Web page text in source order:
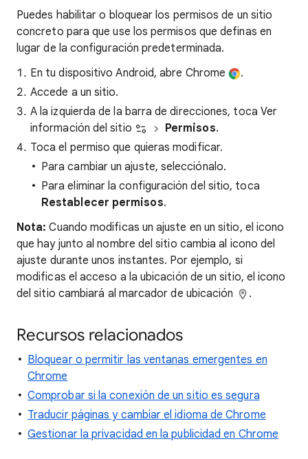
Puedes habilitar o bloquear los permisos de un sitio
concreto para que use los permisos que definas en
lugar de la configuración predeterminada.
En tu dispositivo Android, abre Chrome
.
Accede a un sitio.
A la izquierda de la barra de direcciones, toca Ver
información del sitio
Permisos.
Toca el permiso que quieras modificar.
Para cambiar un ajuste, selecciónalo.
Para eliminar la configuración del sitio, toca
Restablecer permisos.
Nota: Cuando modificas un ajuste en un sitio, el icono
que hay junto al nombre del sitio cambia al icono del
ajuste durante unos instantes. Por ejemplo, si
modificas el acceso a la ubicación de un sitio, el icono
del sitio cambiará al marcador de ubicación
.
Recursos relacionados
Bloquear o permitir las ventanas emergentes en
Chrome
Comprobar si la conexión de un sitio es segura
Traducir páginas y cambiar el idioma de Chrome
Gestionar la privacidad en la publicidad en Chrome